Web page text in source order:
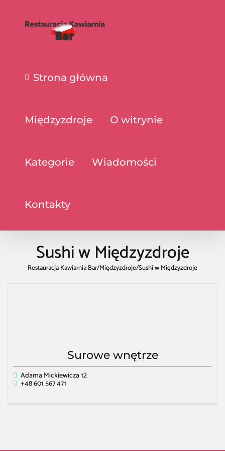
Strona główna
Międzyzdroje O witrynie
Kategorie Wiadomości
Kontakty
Sushi w Międzyzdroje
Restauracja Kawiarnia Bar/Międzyzdroje/Sushi w Międzyzdroje
Surowe wnętrze
Adama Mickiewicza 12
+48 601 567 471